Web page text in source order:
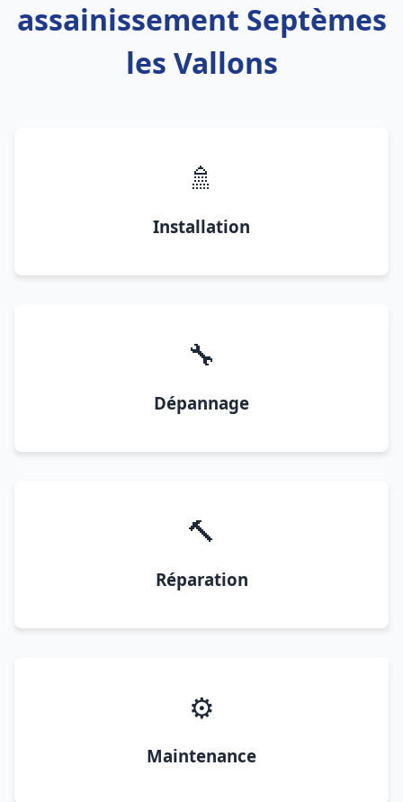
assainissement Septèmes
les Vallons
🚿
Installation
🔧
Dépannage
🔨
Réparation
⚙️
Maintenance